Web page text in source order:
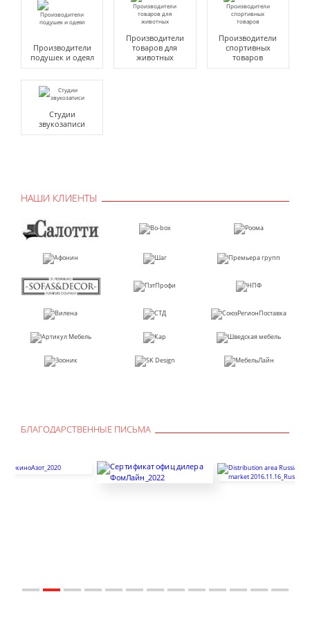
Производители
подушек и одеял
Производители
товаров для
животных
Производители
спортивных
товаров
Студии
звукозаписи
НАШИ КЛИЕНТЫ
БЛАГОДАРСТВЕННЫЕ ПИСЬМА